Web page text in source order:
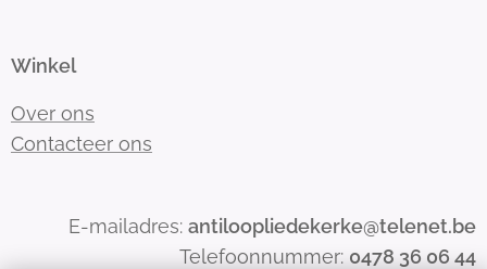
Winkel
Over ons
Contacteer ons
E-mailadres: antiloopliedekerke@telenet.be
Telefoonnummer: 0478 36 06 44